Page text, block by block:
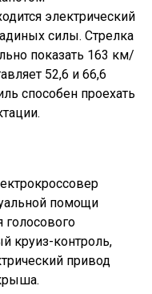
электрический
силы. Стрелка
показать 163 км/
52,6 и 66,6
способен проехать
помощи
голосового
круиз-контроль,
привод